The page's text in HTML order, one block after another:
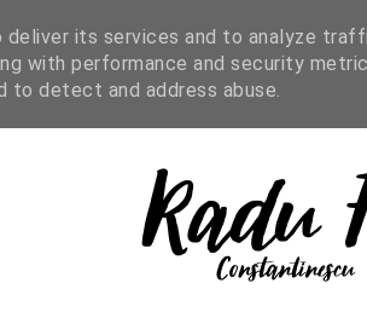
READING ENGLISH SHOP
its services and to analyze
with performance and security
to detect and address abuse.